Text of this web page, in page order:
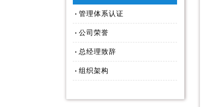
管理体系认证
公司荣誉
总经理致辞
组织架构